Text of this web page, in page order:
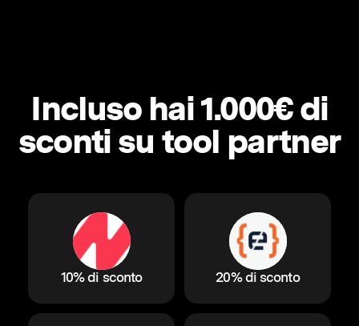
Incluso hai 1.000€ di
sconti su tool partner
10% di sconto 20% di sconto